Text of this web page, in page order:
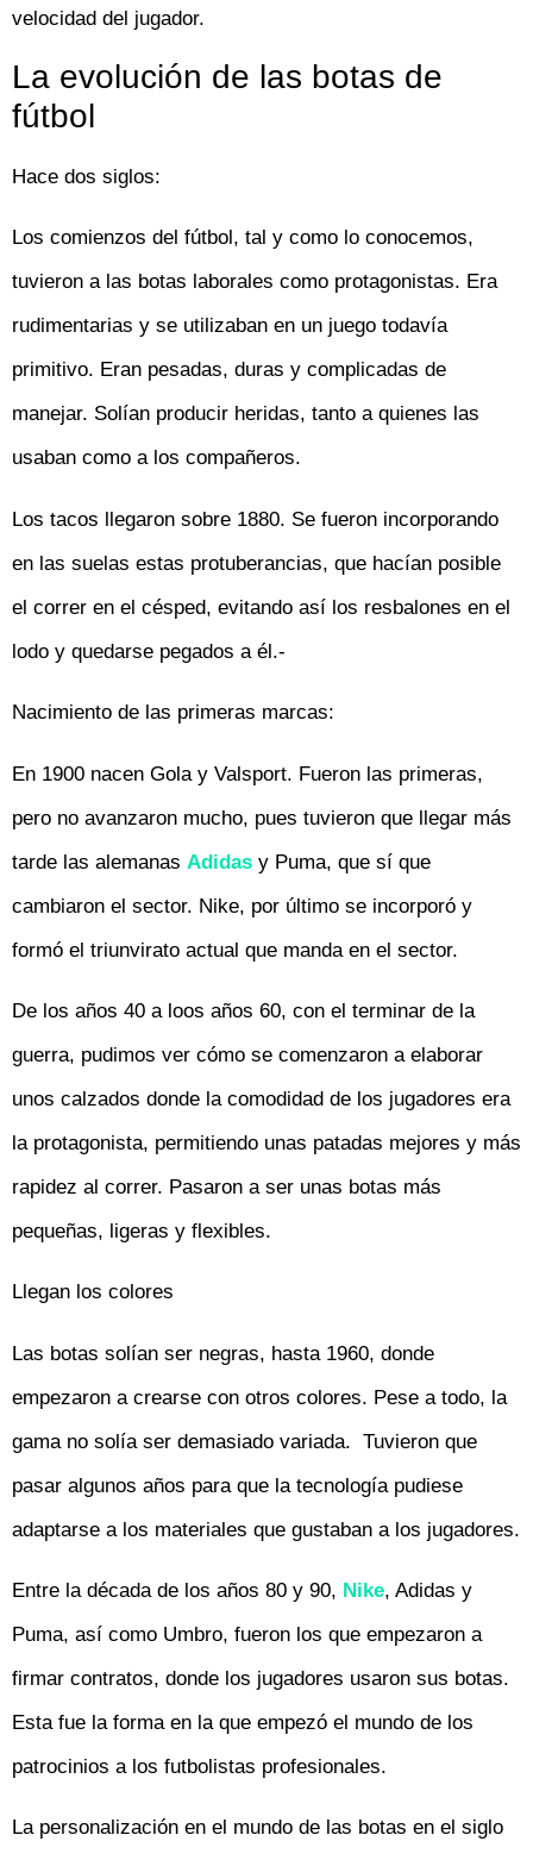
velocidad del jugador.
La evolución de las botas de
fútbol
Hace dos siglos:
Los comienzos del fútbol, tal y como lo conocemos,
tuvieron a las botas laborales como protagonistas. Era
rudimentarias y se utilizaban en un juego todavía
primitivo. Eran pesadas, duras y complicadas de
manejar. Solían producir heridas, tanto a quienes las
usaban como a los compañeros.
Los tacos llegaron sobre 1880. Se fueron incorporando
en las suelas estas protuberancias, que hacían posible
el correr en el césped, evitando así los resbalones en el
lodo y quedarse pegados a él.-
Nacimiento de las primeras marcas:
En 1900 nacen Gola y Valsport. Fueron las primeras,
pero no avanzaron mucho, pues tuvieron que llegar más
tarde las alemanas Adidas y Puma, que sí que
cambiaron el sector. Nike, por último se incorporó y
formó el triunvirato actual que manda en el sector.
De los años 40 a loos años 60, con el terminar de la
guerra, pudimos ver cómo se comenzaron a elaborar
unos calzados donde la comodidad de los jugadores era
la protagonista, permitiendo unas patadas mejores y más
rapidez al correr. Pasaron a ser unas botas más
pequeñas, ligeras y flexibles.
Llegan los colores
Las botas solían ser negras, hasta 1960, donde
empezaron a crearse con otros colores. Pese a todo, la
gama no solía ser demasiado variada. Tuvieron que
pasar algunos años para que la tecnología pudiese
adaptarse a los materiales que gustaban a los jugadores.
Entre la década de los años 80 y 90, Nike, Adidas y
Puma, así como Umbro, fueron los que empezaron a
firmar contratos, donde los jugadores usaron sus botas.
Esta fue la forma en la que empezó el mundo de los
patrocinios a los futbolistas profesionales.
La personalización en el mundo de las botas en el siglo